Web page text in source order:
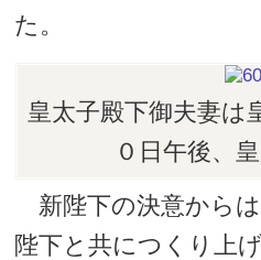
た。
皇太子殿下御夫妻は
０日午後、
新陛下の決意から
陛下と共につくり上